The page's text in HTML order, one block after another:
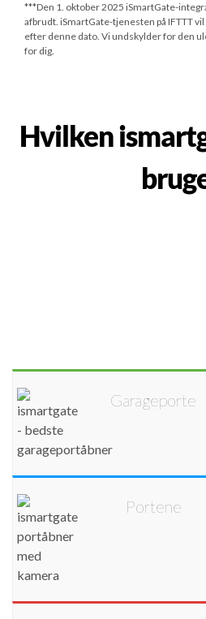
***Den 1. oktober 2025 iSmartGate-
afbrudt. iSmartGate-tjenesten på IFTTT
efter denne dato. Vi undskylder for den
for dig.
Hvilken
Garageporte
Portene